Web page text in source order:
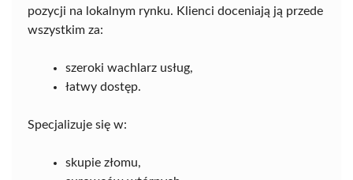
pozycji na lokalnym rynku. Klienci doceniają ją przede
wszystkim za:
szeroki wachlarz usług,
łatwy dostęp.
Specjalizuje się w:
skupie złomu,